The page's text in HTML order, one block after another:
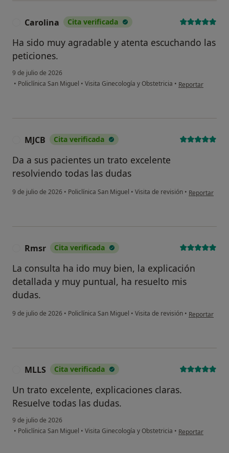
Carolina Cita verificada
Ha sido muy agradable y atenta escuchando las
peticiones.
9 de julio de 2026
• Policlínica San Miguel • Visita Ginecología y Obstetricia • en opinión del
Reportar
MJCB Cita verificada
Da a sus pacientes un trato excelente
resolviendo todas las dudas
9 de julio de 2026 • Policlínica San Miguel • Visita de revisión • en opinión
Reportar
Rmsr Cita verificada
La consulta ha ido muy bien, la explicación
detallada y muy puntual, ha resuelto mis
dudas.
9 de julio de 2026 • Policlínica San Miguel • Visita de revisión • en opinión
Reportar
MLLS Cita verificada
Un trato excelente, explicaciones claras.
Resuelve todas las dudas.
9 de julio de 2026
• Policlínica San Miguel • Visita Ginecología y Obstetricia • en opinión del
Reportar